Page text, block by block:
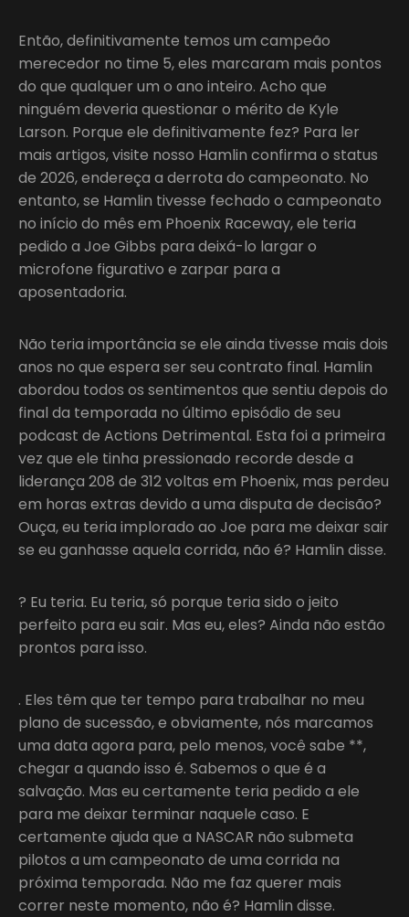
Então, definitivamente temos um campeão
merecedor no time 5, eles marcaram mais pontos
do que qualquer um o ano inteiro. Acho que
ninguém deveria questionar o mérito de Kyle
Larson. Porque ele definitivamente fez? Para ler
mais artigos, visite nosso Hamlin confirma o status
de 2026, endereça a derrota do campeonato. No
entanto, se Hamlin tivesse fechado o campeonato
no início do mês em Phoenix Raceway, ele teria
pedido a Joe Gibbs para deixá-lo largar o
microfone figurativo e zarpar para a
aposentadoria.
Não teria importância se ele ainda tivesse mais dois
anos no que espera ser seu contrato final. Hamlin
abordou todos os sentimentos que sentiu depois do
final da temporada no último episódio de seu
podcast de Actions Detrimental. Esta foi a primeira
vez que ele tinha pressionado recorde desde a
liderança 208 de 312 voltas em Phoenix, mas perdeu
em horas extras devido a uma disputa de decisão?
Ouça, eu teria implorado ao Joe para me deixar sair
se eu ganhasse aquela corrida, não é? Hamlin disse.
? Eu teria. Eu teria, só porque teria sido o jeito
perfeito para eu sair. Mas eu, eles? Ainda não estão
prontos para isso.
. Eles têm que ter tempo para trabalhar no meu
plano de sucessão, e obviamente, nós marcamos
uma data agora para, pelo menos, você sabe **,
chegar a quando isso é. Sabemos o que é a
salvação. Mas eu certamente teria pedido a ele
para me deixar terminar naquele caso. E
certamente ajuda que a NASCAR não submeta
pilotos a um campeonato de uma corrida na
próxima temporada. Não me faz querer mais
correr neste momento, não é? Hamlin disse.